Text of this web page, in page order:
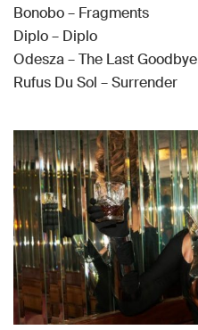
Bonobo – Fragments
Diplo – Diplo
Odesza – The Last Goodbye
Rufus Du Sol – Surrender